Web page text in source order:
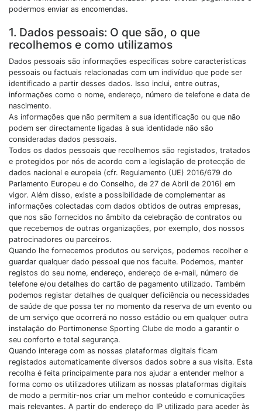
podermos enviar as encomendas.
1. Dados pessoais: O que são, o que
recolhemos e como utilizamos
Dados pessoais são informações específicas sobre características
pessoais ou factuais relacionadas com um indivíduo que pode ser
identificado a partir desses dados. Isso inclui, entre outras,
informações como o nome, endereço, número de telefone e data de
nascimento.
As informações que não permitem a sua identificação ou que não
podem ser directamente ligadas à sua identidade não são
consideradas dados pessoais.
Todos os dados pessoais que recolhemos são registados, tratados
e protegidos por nós de acordo com a legislação de protecção de
dados nacional e europeia (cfr. Regulamento (UE) 2016/679 do
Parlamento Europeu e do Conselho, de 27 de Abril de 2016) em
vigor. Além disso, existe a possibilidade de complementar as
informações colectadas com dados obtidos de outras empresas,
que nos são fornecidos no âmbito da celebração de contratos ou
que recebemos de outras organizações, por exemplo, dos nossos
patrocinadores ou parceiros.
Quando lhe fornecemos produtos ou serviços, podemos recolher e
guardar qualquer dado pessoal que nos faculte. Podemos, manter
registos do seu nome, endereço, endereço de e-mail, número de
telefone e/ou detalhes do cartão de pagamento utilizado. Também
podemos registar detalhes de qualquer deficiência ou necessidades
de saúde de que possa ter no momento da reserva de um evento ou
de um serviço que ocorrerá no nosso estádio ou em qualquer outra
instalação do Portimonense Sporting Clube de modo a garantir o
seu conforto e total segurança.
Quando interage com as nossas plataformas digitais ficam
registados automaticamente diversos dados sobre a sua visita. Esta
recolha é feita principalmente para nos ajudar a entender melhor a
forma como os utilizadores utilizam as nossas plataformas digitais
de modo a permitir-nos criar um melhor conteúdo e comunicações
mais relevantes. A partir do endereço do IP utilizado para aceder às